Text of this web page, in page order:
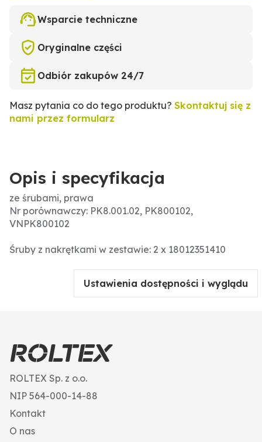
Wsparcie techniczne
Oryginalne części
Odbiór zakupów 24/7
Masz pytania co do tego produktu? Skontaktuj się z
nami przez formularz
Opis i specyfikacja
ze śrubami, prawa
Nr porównawczy: PK8.001.02, PK800102,
VNPK800102
Śruby z nakrętkami w zestawie: 2 x 18012351410
Ustawienia dostępności i wyglądu
ROLTEX Sp. z o.o.
NIP 564-000-14-88
Kontakt
O nas